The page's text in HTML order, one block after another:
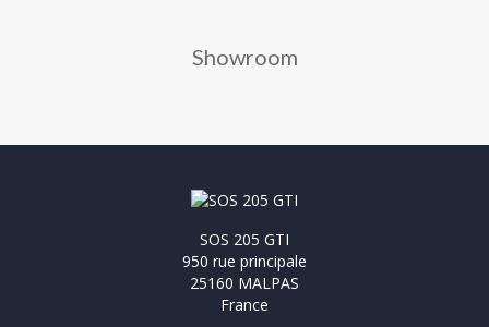
Showroom
SOS 205 GTI
950 rue principale
25160 MALPAS
France